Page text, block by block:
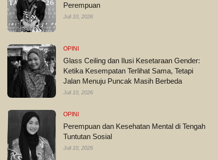
Perempuan
Juli 10, 2026
OPINI
Glass Ceiling dan Ilusi Kesetaraan Gender:
Ketika Kesempatan Terlihat Sama, Tetapi
Jalan Menuju Puncak Masih Berbeda
Juli 10, 2026
OPINI
Perempuan dan Kesehatan Mental di Tengah
Tuntutan Sosial
Juli 10, 2026